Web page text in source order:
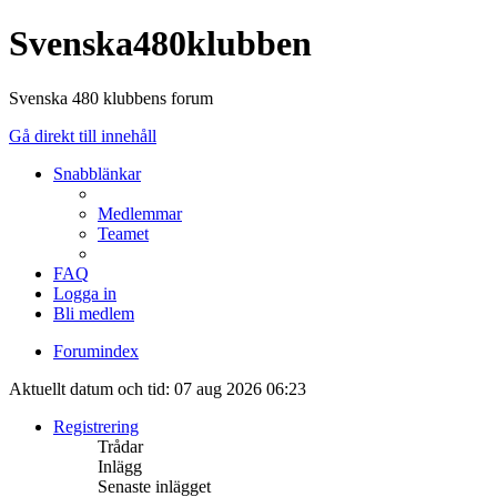
Svenska480klubben
Svenska 480 klubbens forum
Gå direkt till innehåll
Snabblänkar
Medlemmar
Teamet
FAQ
Logga in
Bli medlem
Forumindex
Aktuellt datum och tid: 07 aug 2026 06:23
Registrering
Trådar
Inlägg
Senaste inlägget